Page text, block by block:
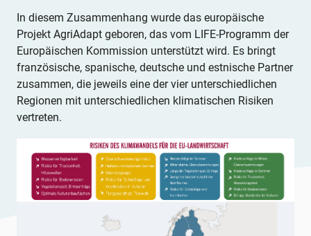
In diesem Zusammenhang wurde das europäische
Projekt AgriAdapt geboren, das vom LIFE-Programm der
Europäischen Kommission unterstützt wird. Es bringt
französische, spanische, deutsche und estnische Partner
zusammen, die jeweils eine der vier unterschiedlichen
Regionen mit unterschiedlichen klimatischen Risiken
vertreten.